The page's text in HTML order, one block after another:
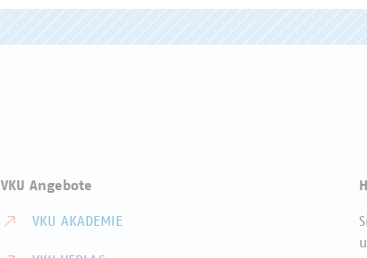
VKU Angebote
VKU AKADEMIE